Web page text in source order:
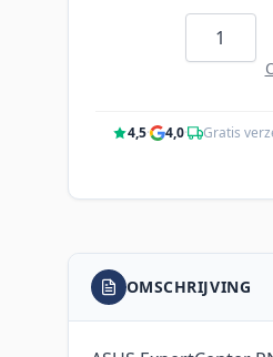
Aantal
4,5· 4,0· Gratis
OMSCHRIJVING